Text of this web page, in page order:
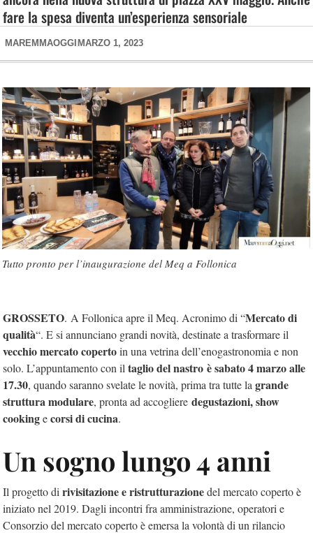
fare la spesa diventa un’esperienza sensoriale
MAREMMAOGGI MARZO 1, 2023
Tutto pronto per l’inaugurazione del Meq a Follonica
GROSSETO. A Follonica apre il Meq. Acronimo di “Mercato di
qualità“. E si annunciano grandi novità, destinate a trasformare il
vecchio mercato copertoin una vetrina dell’enogastronomia e non
solo. L’appuntamentocon il taglio del nastro è sabato 4 marzo alle
17.30, quando saranno svelate le novità, prima tra tutte la grande
strutturamodulare, pronta ad accogliere degustazioni, show
cookingecorsi di cucina.
Un sogno lungo 4 anni
Il progetto di rivisitazione e ristrutturazionedel mercato coperto è
iniziato nel 2019. Dagli incontri fra amministrazione, operatori e
Consorzio del mercato coperto è emersa la volontà di un rilancio